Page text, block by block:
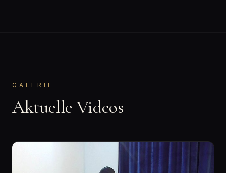
GALERIE
Aktuelle Videos